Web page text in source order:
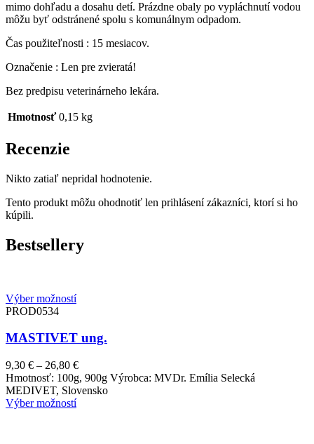
mimo dohľadu a dosahu detí. Prázdne obaly po vypláchnutí vodou
môžu byť odstránené spolu s komunálnym odpadom.
Čas použiteľnosti : 15 mesiacov.
Označenie : Len pre zvieratá!
Bez predpisu veterinárneho lekára.
Hmotnosť 0,15 kg
Recenzie
Nikto zatiaľ nepridal hodnotenie.
Tento produkt môžu ohodnotiť len prihlásení zákazníci, ktorí si ho
kúpili.
Bestsellery
Výber možností
PROD0534
MASTIVET ung.
9,30 € – 26,80 €Price
range:
9,30 €
Hmotnosť: 100g, 900g Výrobca: MVDr. Emília Selecká
MEDIVET, Slovensko
Výber možností